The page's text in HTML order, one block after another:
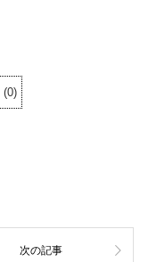
(0)
次の記事